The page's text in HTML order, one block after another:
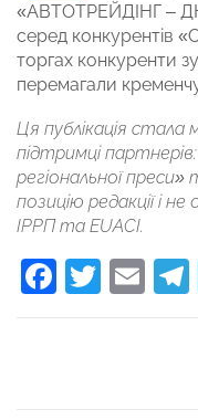
«АВТОТРЕЙДІНГ –
серед
торгах конкуренти
перемагали
Ця публікація стала
підтримці
регіональної
позицію редакції і
ІРРП та EUACІ.